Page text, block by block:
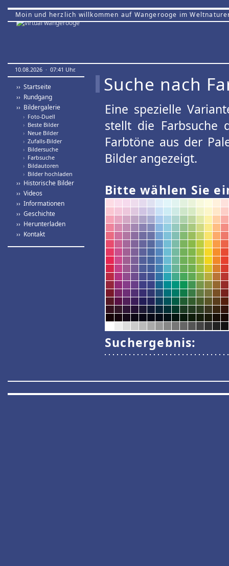
Moin und herzlich willkommen auf Wangerooge im
10.08.2026 · 07:41 Uhr.
›› Startseite
›› Rundgang
›› Bildergalerie
› Foto-Duell
› Beste Bilder
› Neue Bilder
› Zufalls-Bilder
› Bildersuche
› Farbsuche
› Bildautoren
› Bilder hochladen
›› Historische Bilder
›› Videos
›› Informationen
›› Geschichte
›› Herunterladen
›› Kontakt
Suche nach
Eine spezielle
stellt die Farbsuche
Farbtöne aus der
Bilder angezeigt.
Bitte wählen Sie
Suchergebnis: